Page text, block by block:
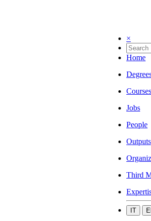
×
Home
Courses
Jobs
People
Outputs
Third
IT